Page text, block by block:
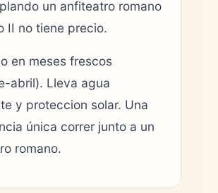
un anfiteatro romano
II no tiene precio.
en meses frescos
abril). Lleva agua
y proteccion solar. Una
única correr junto a un
romano.